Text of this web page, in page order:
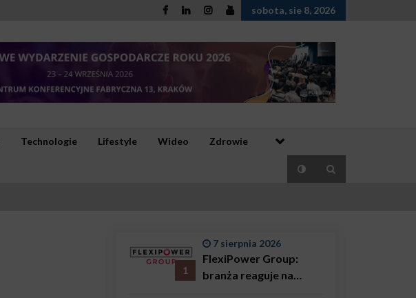
sobota, sie 8, 2026
Technologie Lifestyle Wideo Zdrowie
1
7 sierpnia 2026
FlexiPower Group:
branża reaguje na